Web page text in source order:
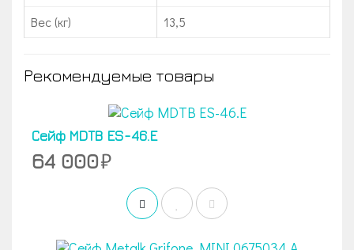
Вес (кг)
13,5
Рекомендуемые товары
Сейф МDТВ ES-46.E
64 000